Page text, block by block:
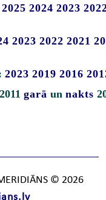
2025 2024 2023
2023 2022 2021
2023 2019 2016
2011 garā un nakts
© 2026